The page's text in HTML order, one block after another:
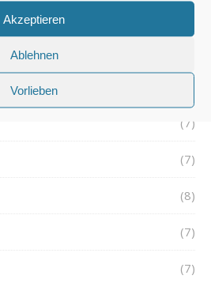
Akzeptieren
Ablehnen
Vorlieben
(7)
(7)
(8)
(7)
(7)